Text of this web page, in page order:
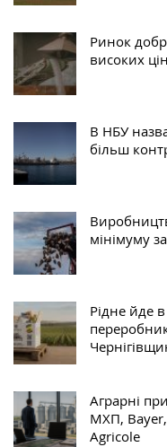
Ринок
високих
В НБУ
більш
мінімуму
Рідне йде
Аграрні
МХП, Bayer,
Agricole